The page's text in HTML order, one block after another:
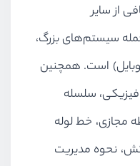
از سایر
سیستم‌های بزرگ،
است. همچنین
سلسله
مجازی، خط لوله
نحوه مدیریت